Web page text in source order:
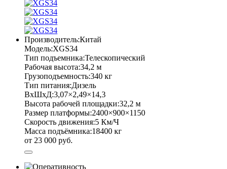
Производитель:Китай
Модель:XGS34
Тип подъемника:Телескопический
Рабочая высота:34,2 м
Грузоподъемность:340 кг
Тип питания:Дизель
ВхШхД:3,07×2,49×14,3
Высота рабочей площадки:32,2 м
Размер платформы:2400×900×1150
Скорость движения:5 Км/Ч
Масса подъёмника:18400 кг
от 23 000 руб.